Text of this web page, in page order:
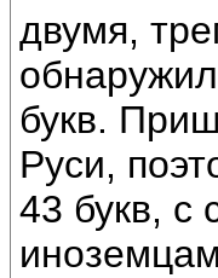
двумя,
букв.
Руси,
43 букв, с